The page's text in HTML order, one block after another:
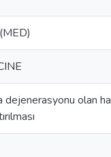
dejenerasyonu olan